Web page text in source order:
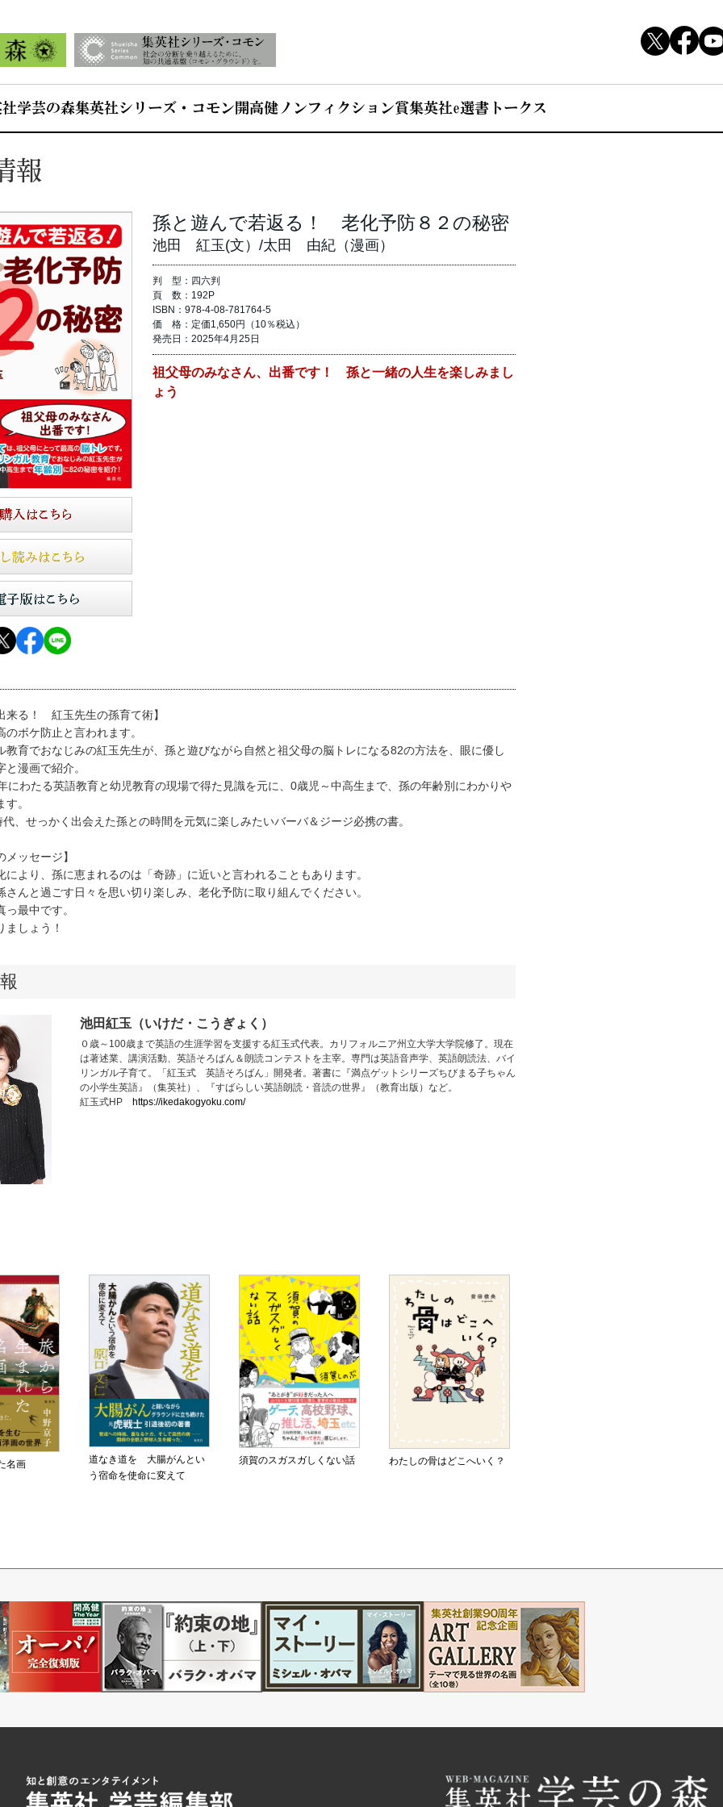
学芸の森集英社シリーズ・コモン 開高健ノンフィクション賞集英社e選書トークス
報
孫と遊んで若返る！ 老化予防８２の秘密
池田 紅玉(文）/太田 由紀（漫画）
判 型：四六判
頁 数：192P
ISBN：978-4-08-781764-5
価 格：定価1,650円（10％税込）
発売日：2025年4月25日
祖父母のみなさん、出番です！ 孫と一緒の人生を楽しみまし
ょう
来る！ 紅玉先生の孫育て術】
のボケ防止と言われます。
教育でおなじみの紅玉先生が、孫と遊びながら自然と祖父母の脳トレになる82の方法を、眼に優し
と漫画で紹介。
にわたる英語教育と幼児教育の現場で得た見識を元に、0歳児～中高生まで、孫の年齢別にわかりや
。
、せっかく出会えた孫との時間を元気に楽しみたいバーバ＆ジージ必携の書。
ッセージ】
により、孫に恵まれるのは「奇跡」に近いと言われることもあります。
さんと過ごす日々を思い切り楽しみ、老化予防に取り組んでください。
最中です。
ましょう！
池田紅玉（いけだ・こうぎょく）
０歳～100歳まで英語の生涯学習を支援する紅玉式代表。カリフォルニア州立大学大学院修了。現在
は著述業、講演活動、英語そろばん＆朗読コンテストを主宰。専門は英語音声学、英語朗読法、バイ
リンガル子育て。「紅玉式 英語そろばん」開発者。著書に『満点ゲットシリーズちびまる子ちゃん
の小学生英語』（集英社）、『すばらしい英語朗読・音読の世界』（教育出版）など。
紅玉式HP https://ikedakogyoku.com/
名画
道なき道を 大腸がんとい
う宿命を使命に変えて
須賀のスガスガしくない話 わたしの骨はどこへいく？